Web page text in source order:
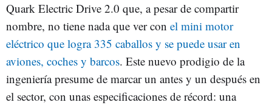
Quark Electric Drive 2.0 que, a pesar de compartir
nombre, no tiene nada que ver con el mini motor
eléctrico que logra 335 caballos y se puede usar en
aviones, coches y barcos. Este nuevo prodigio de la
ingeniería presume de marcar un antes y un después en
el sector, con unas especificaciones de récord: una